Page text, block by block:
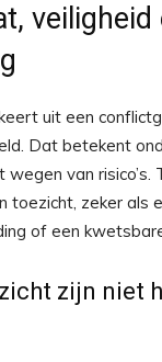
veiligheid
uit een
Dat betekent
wegen van
toezicht, zeker als
of een
zijn niet